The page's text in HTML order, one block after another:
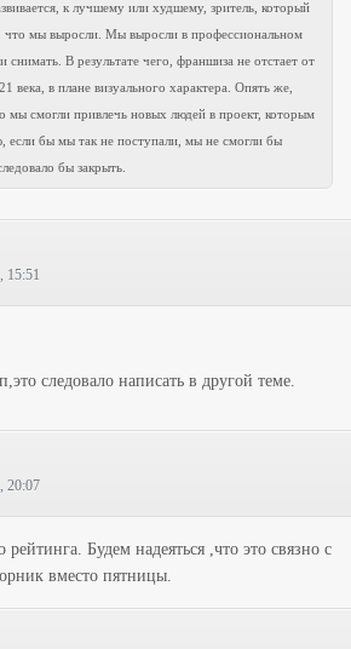
к лучшему или худшему, зритель, который
что мы выросли. Мы выросли в профессиональном
снимать. В результате чего, франшиза не отстает от
века, в плане визуального характера. Опять же,
мы смогли привлечь новых людей в проект, которым
если бы мы так не поступали, мы не смогли бы
бы закрыть.
15:51
следовало написать в другой теме.
20:07
рейтинга. Будем надеяться ,что это связно с
вместо пятницы.